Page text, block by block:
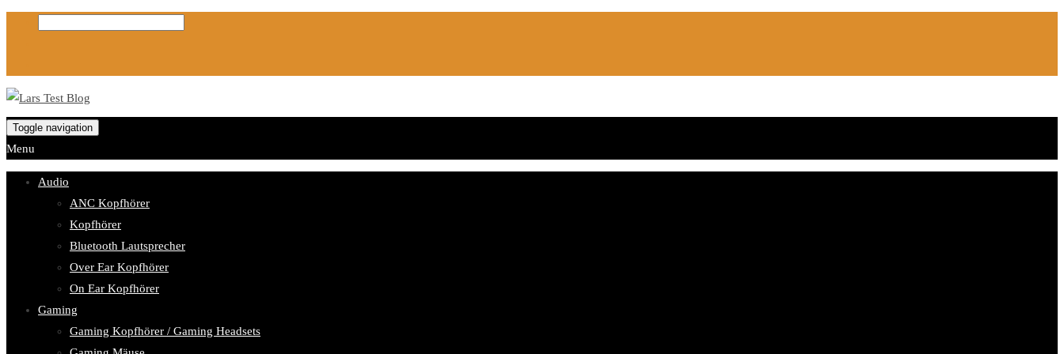
Toggle navigation
Menu
Audio
ANC Kopfhörer
Kopfhörer
Bluetooth Lautsprecher
Over Ear Kopfhörer
On Ear Kopfhörer
Gaming
Gaming Kopfhörer / Gaming Headsets